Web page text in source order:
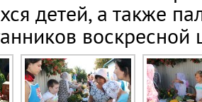
детей, а также
воскресной